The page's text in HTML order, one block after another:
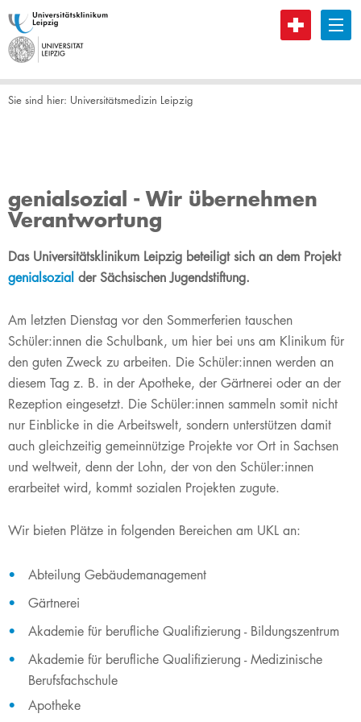
B
Sie sind hier: Universitätsmedizin Leipzig
genialsozial - Wir übernehmen
Verantwortung
​​​Das Universitätsklinikum Leipzig beteiligt sich an dem Projekt
genialsozial der Sächsischen Jugendstiftung.​
Am letzten Dienstag vor den Sommerferien tauschen
Schüler:innen die Schulbank, um hier bei uns am Klinikum für
den guten Zweck zu arbeiten. Die Schüler:innen werden an
diesem Tag z. B. in der Apotheke, der Gärtnerei oder an der
Rezeption eingesetzt. Die Schüler:innen sammeln somit ni​cht
nur Einblicke in die Arbeitswelt, sondern unterstützen damit
auch gleichzeitig gemeinnützige Projekte vor Ort in Sachsen
und weltweit, denn der Lohn, der von den Schüler:innen
erarbeitet wird, kommt sozialen Projekten zugute.
Wir ​bieten Plätze in folgenden Bereichen am UKL an:
Abteilung Gebäudemanagement
Gärtnerei
Akademie für berufliche Qualifizierung - Bildungszentrum
Akademie für berufliche Qualifizierung - Medizinische
Berufsfachschule
Apotheke